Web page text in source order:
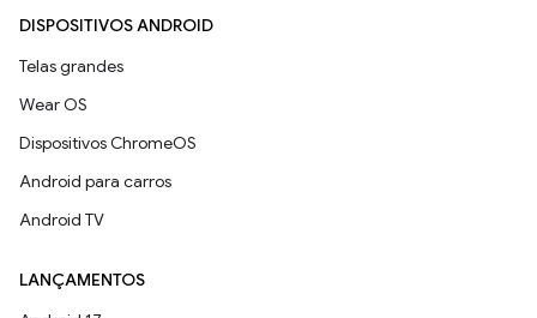
DISPOSITIVOS ANDROID
Telas grandes
Wear OS
Dispositivos ChromeOS
Android para carros
Android TV
LANÇAMENTOS